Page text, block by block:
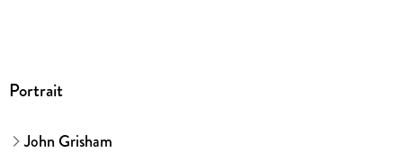
Portrait
John Grisham